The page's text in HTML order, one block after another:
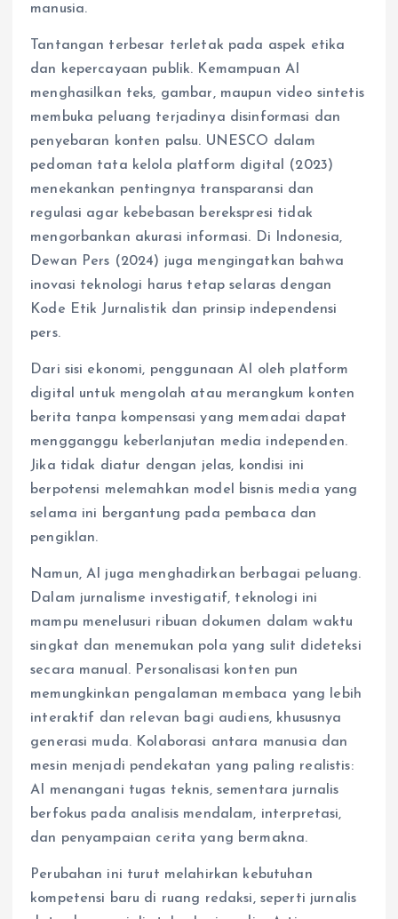
manusia.
Tantangan terbesar terletak pada aspek etika
dan kepercayaan publik. Kemampuan AI
menghasilkan teks, gambar, maupun video sintetis
membuka peluang terjadinya disinformasi dan
penyebaran konten palsu. UNESCO dalam
pedoman tata kelola platform digital (2023)
menekankan pentingnya transparansi dan
regulasi agar kebebasan berekspresi tidak
mengorbankan akurasi informasi. Di Indonesia,
Dewan Pers (2024) juga mengingatkan bahwa
inovasi teknologi harus tetap selaras dengan
Kode Etik Jurnalistik dan prinsip independensi
pers.
Dari sisi ekonomi, penggunaan AI oleh platform
digital untuk mengolah atau merangkum konten
berita tanpa kompensasi yang memadai dapat
mengganggu keberlanjutan media independen.
Jika tidak diatur dengan jelas, kondisi ini
berpotensi melemahkan model bisnis media yang
selama ini bergantung pada pembaca dan
pengiklan.
Namun, AI juga menghadirkan berbagai peluang.
Dalam jurnalisme investigatif, teknologi ini
mampu menelusuri ribuan dokumen dalam waktu
singkat dan menemukan pola yang sulit dideteksi
secara manual. Personalisasi konten pun
memungkinkan pengalaman membaca yang lebih
interaktif dan relevan bagi audiens, khususnya
generasi muda. Kolaborasi antara manusia dan
mesin menjadi pendekatan yang paling realistis:
AI menangani tugas teknis, sementara jurnalis
berfokus pada analisis mendalam, interpretasi,
dan penyampaian cerita yang bermakna.
Perubahan ini turut melahirkan kebutuhan
kompetensi baru di ruang redaksi, seperti jurnalis